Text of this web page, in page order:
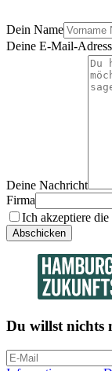
Dein Name
Deine E-Mail-
Deine Nachricht
Firma
Ich akzeptiere
Abschicken
Du willst nichts